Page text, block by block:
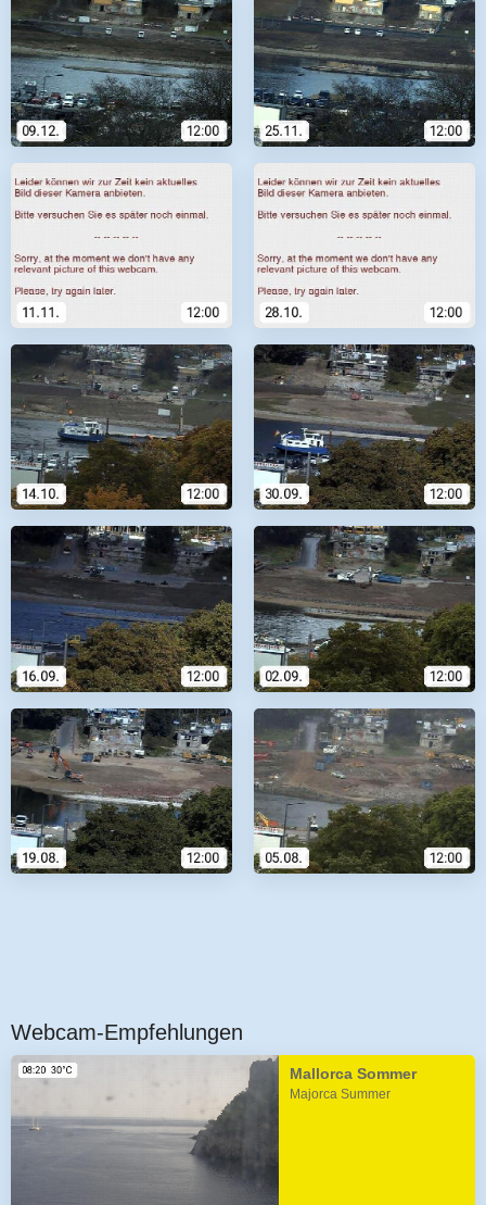
Webcam-Empfehlungen
Mallorca Sommer
Majorca Summer